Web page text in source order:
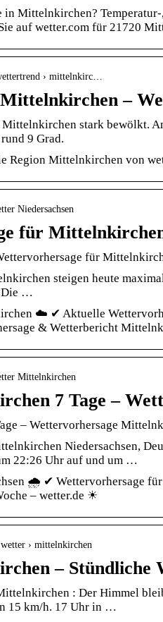
in Mittelnkirchen?
auf wetter.com für 21720
› mittelnkirc…
–
stark bewölkt.
9 Grad.
Region Mittelnkirchen von
Niedersachsen
für
für
steigen heute
Die …
☁️ ✔ Aktuelle
& Wetterbericht
Mittelnkirchen
7 Tage –
– Wettervorhersage
Niedersachsen,
22:26 Uhr auf und um …
🌧️ ✔ Wettervorhersage
– wetter.de ☀
› mittelnkirchen
– Stündliche
: Der Himmel
15 km/h. 17 Uhr in …